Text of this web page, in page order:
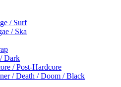
/ Surf
/ Ska
Dark
/ Post-Hardcore
/ Death / Doom / Black